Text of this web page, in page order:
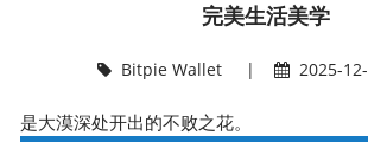
完美生活美学
Bitpie Wallet| 2025-
是大漠深处开出的不败之花。